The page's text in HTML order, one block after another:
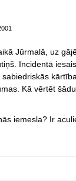
Jūrmalā, uz
Incidentā
Kā vērtēt
iemesla? Ir